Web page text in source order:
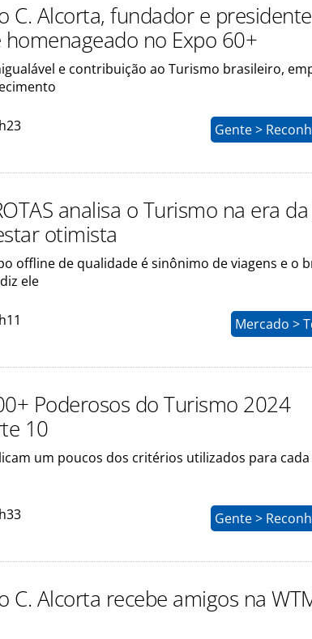
C. Alcorta, fundador e
homenageado no Expo 60+
e contribuição ao Turismo brasileiro,
Gente >
analisa o Turismo na era
otimista
offline de qualidade é sinônimo de viagens e o
ele
Mercado >
Poderosos do Turismo 2024
10
um poucos dos critérios utilizados para
Gente >
C. Alcorta recebe amigos na